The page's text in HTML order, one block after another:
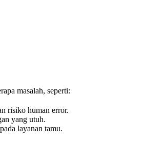
masalah, seperti:
risiko human error.
yang utuh.
layanan tamu.